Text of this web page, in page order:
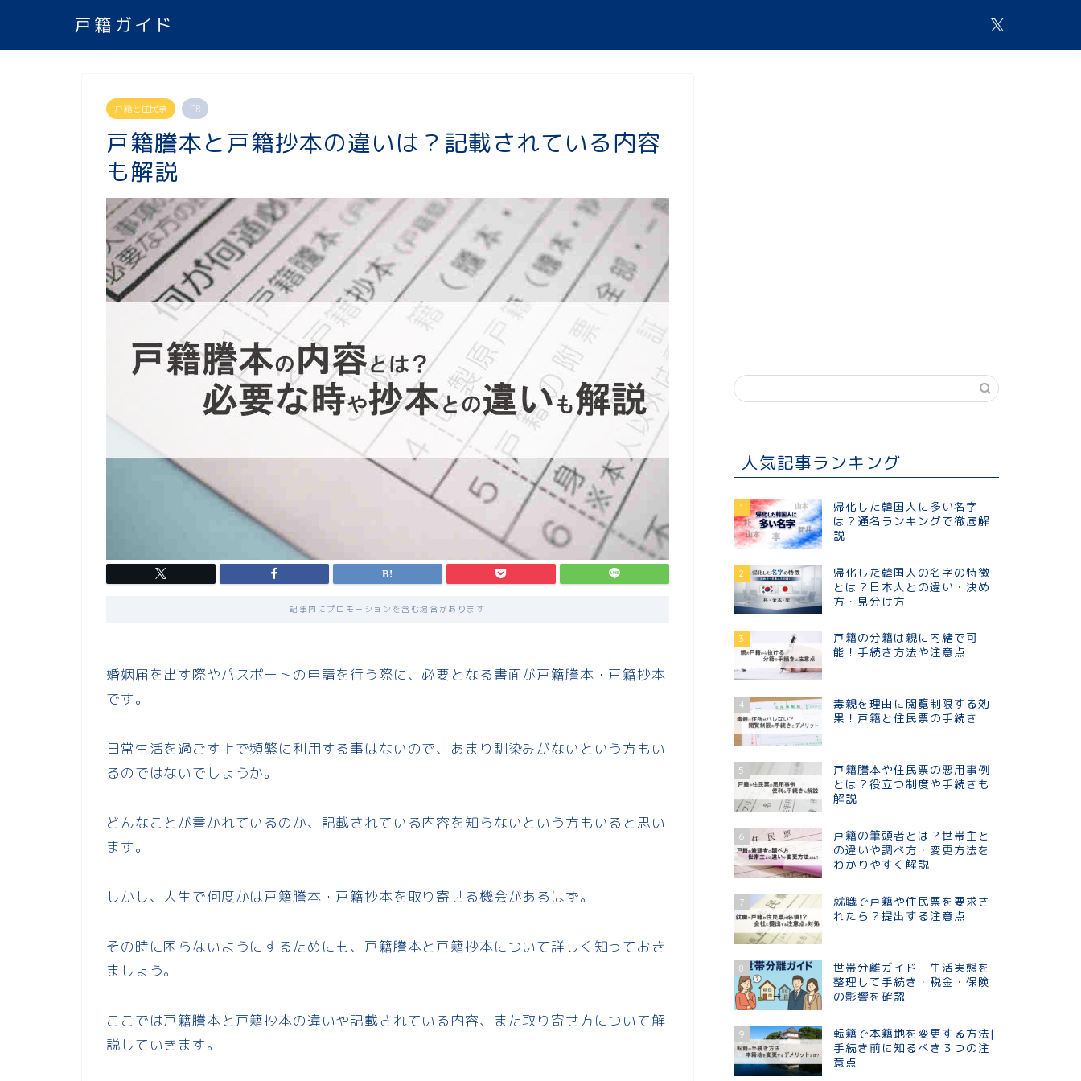
戸籍ガイド
戸籍と住民票 PR
戸籍謄本と戸籍抄本の違いは？記載されている内容
も解説
記事内にプロモーションを含む場合があります
婚姻届を出す際やパスポートの申請を行う際に、必要となる書面が戸籍謄本・戸籍抄本
です。
日常生活を過ごす上で頻繁に利用する事はないので、あまり馴染みがないという方もい
るのではないでしょうか。
どんなことが書かれているのか、記載されている内容を知らないという方もいると思い
ます。
しかし、人生で何度かは戸籍謄本・戸籍抄本を取り寄せる機会があるはず。
その時に困らないようにするためにも、戸籍謄本と戸籍抄本について詳しく知っておき
ましょう。
ここでは戸籍謄本と戸籍抄本の違いや記載されている内容、また取り寄せ方について解
説していきます。
人気記事ランキング
1
帰化した韓国人に多い名字
は？通名ランキングで徹底解
説
2
帰化した韓国人の名字の特徴
とは？日本人との違い・決め
方・見分け方
3
戸籍の分籍は親に内緒で可
能！手続き方法や注意点
4
毒親を理由に閲覧制限する効
果！戸籍と住民票の手続き
5
戸籍謄本や住民票の悪用事例
とは？役立つ制度や手続きも
解説
6
戸籍の筆頭者とは？世帯主と
の違いや調べ方・変更方法を
わかりやすく解説
7
就職で戸籍や住民票を要求さ
れたら？提出する注意点
8
世帯分離ガイド｜生活実態を
整理して手続き・税金・保険
の影響を確認
9
転籍で本籍地を変更する方法|
手続き前に知るべき３つの注
意点